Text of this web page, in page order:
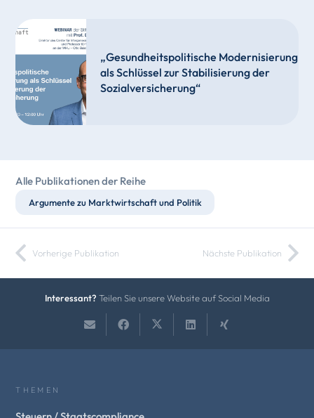
„Gesundheitspolitische Modernisierung
als Schlüssel zur Stabilisierung der
Sozialversicherung“
Alle Publikationen der Reihe
Argumente zu Marktwirtschaft und Politik
Vorherige Publikation Nächste Publikation
Interessant? Teilen Sie unsere Website auf Social Media
THEMEN